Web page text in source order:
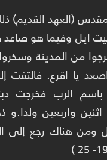
(العهد
ايل وفيما هو صاعد
من المدينة
يا اقرع. فالتفت
باسم الرب فخرجت
اثنين واربعين
ومن هناك رجع إلى